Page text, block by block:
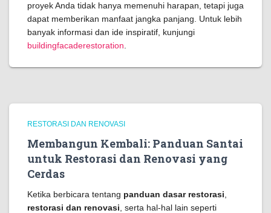
proyek Anda tidak hanya memenuhi harapan, tetapi juga
dapat memberikan manfaat jangka panjang. Untuk lebih
banyak informasi dan ide inspiratif, kunjungi
buildingfacaderestoration
RESTORASI DAN RENOVASI
Membangun Kembali: Panduan Santai
untuk Restorasi dan Renovasi yang
Cerdas
Ketika berbicara tentang panduan dasar restorasi
restorasi dan renovasi , serta hal-hal lain seperti